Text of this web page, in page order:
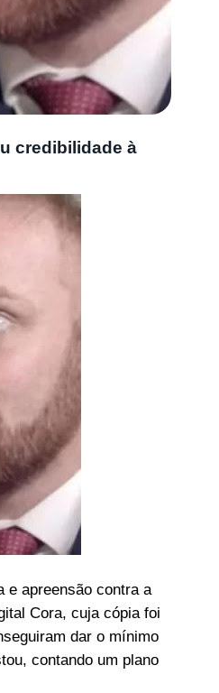
credibilidade à
e apreensão contra a
Cora, cuja cópia foi
dar o mínimo
contando um plano